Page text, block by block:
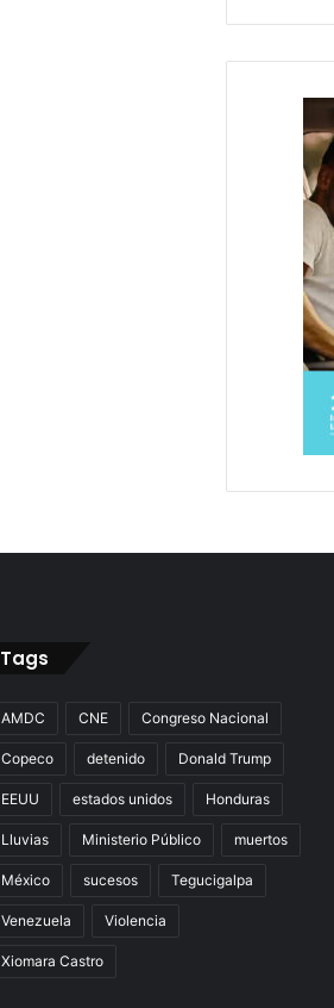
Tags
AMDC CNE Congreso Nacional
Copeco detenido Donald Trump
EEUU estados unidos Honduras
Lluvias Ministerio Público muertos
México sucesos Tegucigalpa
Venezuela Violencia
Xiomara Castro